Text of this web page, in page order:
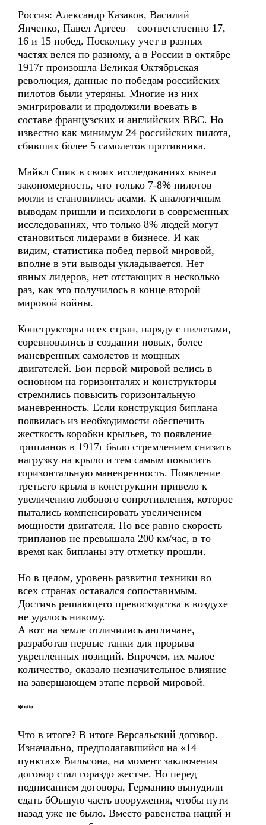
Россия: Александр Казаков, Василий
Янченко, Павел Аргеев – соответственно 17,
16 и 15 побед. Поскольку учет в разных
частях велся по разному, а в России в октябре
1917г произошла Великая Октябрьская
революция, данные по победам российских
пилотов были утеряны. Многие из них
эмигрировали и продолжили воевать в
составе французских и английских ВВС. Но
известно как минимум 24 российских пилота,
сбивших более 5 самолетов противника.
Майкл Спик в своих исследованиях вывел
закономерность, что только 7-8% пилотов
могли и становились асами. К аналогичным
выводам пришли и психологи в современных
исследованиях, что только 8% людей могут
становиться лидерами в бизнесе. И как
видим, статистика побед первой мировой,
вполне в эти выводы укладывается. Нет
явных лидеров, нет отстающих в несколько
раз, как это получилось в конце второй
мировой войны.
Конструкторы всех стран, наряду с пилотами,
соревновались в создании новых, более
маневренных самолетов и мощных
двигателей. Бои первой мировой велись в
основном на горизонталях и конструкторы
стремились повысить горизонтальную
маневренность. Если конструкция биплана
появилась из необходимости обеспечить
жесткость коробки крыльев, то появление
трипланов в 1917г было стремлением снизить
нагрузку на крыло и тем самым повысить
горизонтальную маневренность. Появление
третьего крыла в конструкции привело к
увеличению лобового сопротивления, которое
пытались компенсировать увеличением
мощности двигателя. Но все равно скорость
трипланов не превышала 200 км/час, в то
время как бипланы эту отметку прошли.
Но в целом, уровень развития техники во
всех странах оставался сопоставимым.
Достичь решающего превосходства в воздухе
не удалось никому.
А вот на земле отличились англичане,
разработав первые танки для прорыва
укрепленных позиций. Впрочем, их малое
количество, оказало незначительное влияние
на завершающем этапе первой мировой.
***
Что в итоге? В итоге Версальский договор.
Изначально, предполагавшийся на «14
пунктах» Вильсона, на момент заключения
договор стал гораздо жестче. Но перед
подписанием договора, Германию вынудили
сдать бОьшую часть вооружения, чтобы пути
назад уже не было. Вместо равенства наций и